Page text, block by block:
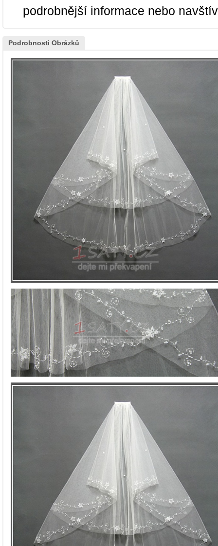
podrobnější informace nebo
Podrobnosti Obrázků